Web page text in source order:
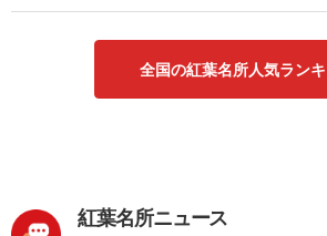
全国の紅葉名所人気ラン
紅葉名所ニュース